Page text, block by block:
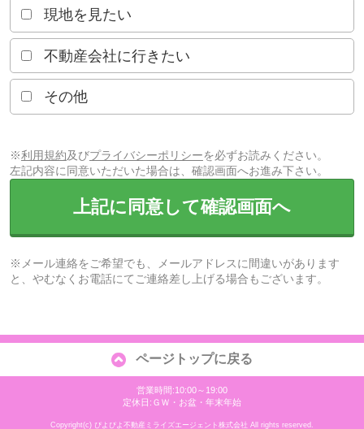
現地を見たい
不動産会社に行きたい
その他
※利用規約及びプライバシーポリシーを必ずお読みください。
左記内容に同意いただいた場合は、確認画面へお進み下さい。
上記に同意して確認画面へ
※メール連絡をご希望でも、メールアドレスに間違いがあります
と、やむなくお電話にてご連絡差し上げる場合もございます。
ページトップに戻る
営業時間:10:00～19:00
定休日:ＧＷ・お盆・年末年始
Copyright(c) ぴよぴよ不動産ミライズエージェント株式会社 All rights reserved.